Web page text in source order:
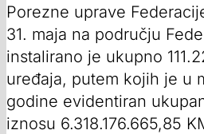
Porezne uprave
31. maja na području
instalirano je ukupno
uređaja, putem kojih je u
godine evidentiran
iznosu 6.318.176.665,85